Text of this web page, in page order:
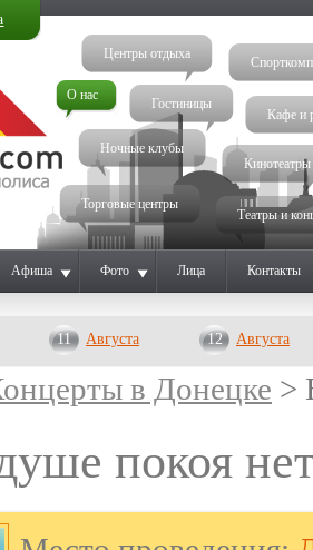
О нас
Ночные клубы
Гостиницы
Кинотеатры
Кафе и
Театры и
Центры отдыха
Торговые центры
Афиша Фото Лица Контакты
11 Августа 12 Августа
в Донецке >
покоя